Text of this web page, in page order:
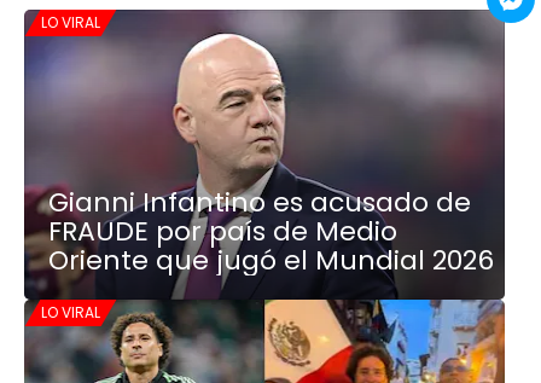
LO VIRAL
Gianni Infantino es acusado de
FRAUDE por país de Medio
Oriente que jugó el Mundial 2026
LO VIRAL